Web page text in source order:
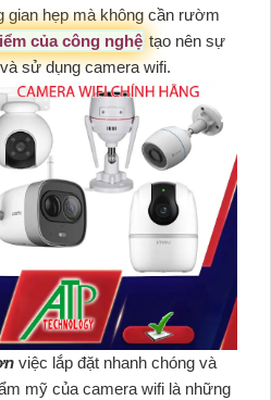
gian hẹp mà không cần rườm
của công nghệ tạo nên sự
sử dụng camera wifi.
việc lắp đặt nhanh chóng và
mỹ của camera wifi là những